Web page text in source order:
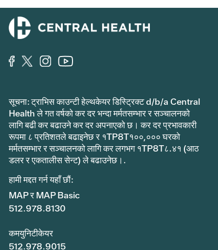
सूचना: ट्राभिस काउन्टी हेल्थकेयर डिस्ट्रिक्ट d/b/a Central
Health ले गत वर्षको कर दर भन्दा मर्मतसम्भार र सञ्चालनको
लागि बढी कर बढाउने कर दर अपनाएको छ। कर दर प्रभावकारी
रूपमा ८ प्रतिशतले बढाइनेछ र १TP8T१००,००० घरको
मर्मतसम्भार र सञ्चालनको लागि कर लगभग १TP8T८.४१ (आठ
डलर र एकतालीस सेन्ट) ले बढाउनेछ।.
हामी मद्दत गर्न यहाँ छौं:
MAP र MAP Basic
512.978.8130
कमयुनिटीकेयर
512.978.9015